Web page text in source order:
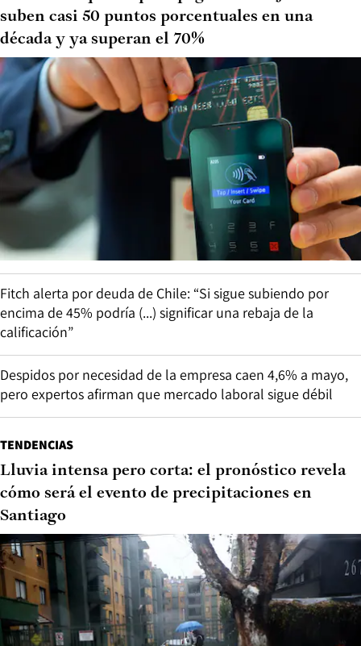
suben casi 50 puntos porcentuales en una
década y ya superan el 70%
Fitch alerta por deuda de Chile: “Si sigue subiendo por
encima de 45% podría (...) significar una rebaja de la
calificación”
Despidos por necesidad de la empresa caen 4,6% a mayo,
pero expertos afirman que mercado laboral sigue débil
TENDENCIAS
Lluvia intensa pero corta: el pronóstico revela
cómo será el evento de precipitaciones en
Santiago